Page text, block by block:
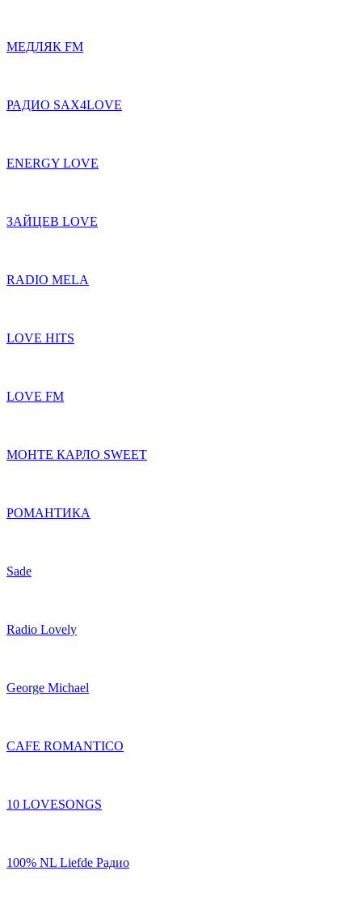
МЕДЛЯК FM
РАДИО SAX4LOVE
ENERGY LOVE
ЗАЙЦЕВ LOVE
RADIO MELA
LOVE HITS
LOVE FM
МОНТЕ КАРЛО SWEET
РОМАНТИКА
Sade
Radio Lovely
George Michael
CAFE ROMANTICO
10 LOVESONGS
100% NL Liefde Радио